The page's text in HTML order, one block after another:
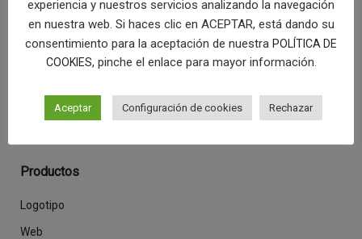
Desde Málaga y con mucho cariño, fabricamos en serie
Productos
Logotipo
Web
experiencia y nuestros servicios analizando la navegación
en nuestra web. Si haces clic en ACEPTAR, está dando su
consentimiento para la aceptación de nuestra POLÍTICA DE
COOKIES, pinche el enlace para mayor información.
Aceptar Configuración de cookies Rechazar